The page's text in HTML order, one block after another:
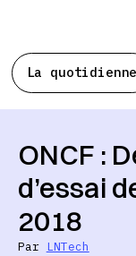
La quotidienne
ONCF :
d’essai
2018
Par LNTech